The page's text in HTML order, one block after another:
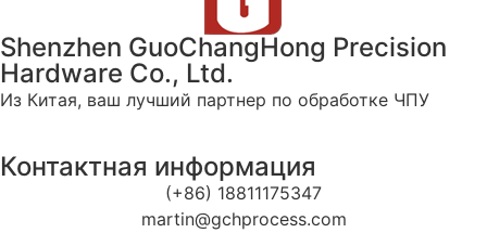
Shenzhen GuoChangHong Precision
Hardware Co., Ltd.
Из Китая, ваш лучший партнер по обработке ЧПУ
Контактная информация
(+86) 18811175347
martin@gchprocess.com